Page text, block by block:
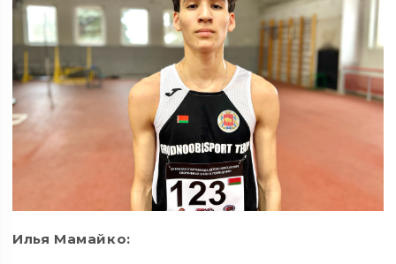
Илья Мамайко: